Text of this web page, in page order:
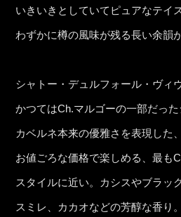
いきいきとしていてピュアなテイ
わずかに樽の風味が残る長い余韻
シャトー・デュルフォール・ヴ
かつてはCh.マルゴーの一部だった
カベルネ本来の優雅さを表現した
お値ごろな価格で楽しめる、最も
スタイルに近い。カシスやブラッ
スミレ、カカオなどの芳醇な香り